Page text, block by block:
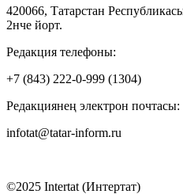
420066, Татарстан
2нче йорт.
Редакция телефоны:
+7 (843) 222-0-999 (1304)
Редакциянең электрон почтасы:
infotat@tatar-inform.ru
©2025 Intertat (Интертат)